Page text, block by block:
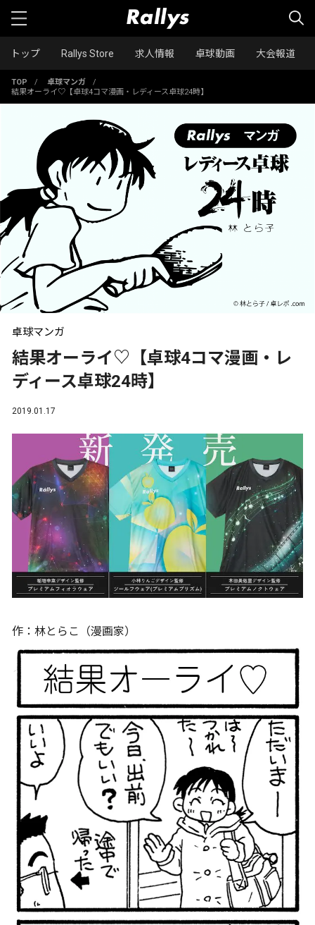
トップ Rallys Store 求人情報 卓球動画 大会報道
TOP / 卓球マンガ
/
結果オーライ♡【卓球4コマ漫画・レディース卓球24時】
卓球マンガ
結果オーライ♡【卓球4コマ漫画・レ
ディース卓球24時】
2019.01.17
作：林とらこ（漫画家）